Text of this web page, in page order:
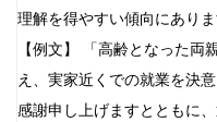
理解を得やすい傾向にありま
【例文】 「高齢となった
え、実家近くでの就業を決
感謝申し上げますとともに